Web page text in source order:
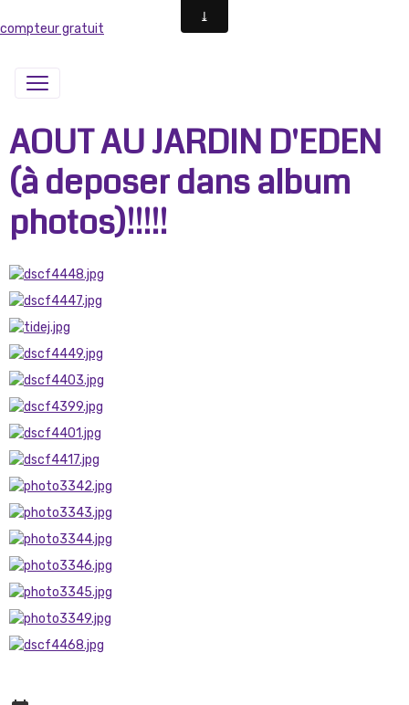
compteur gratuit
AOUT AU JARDIN D'EDEN
(à deposer dans album
photos)!!!!!